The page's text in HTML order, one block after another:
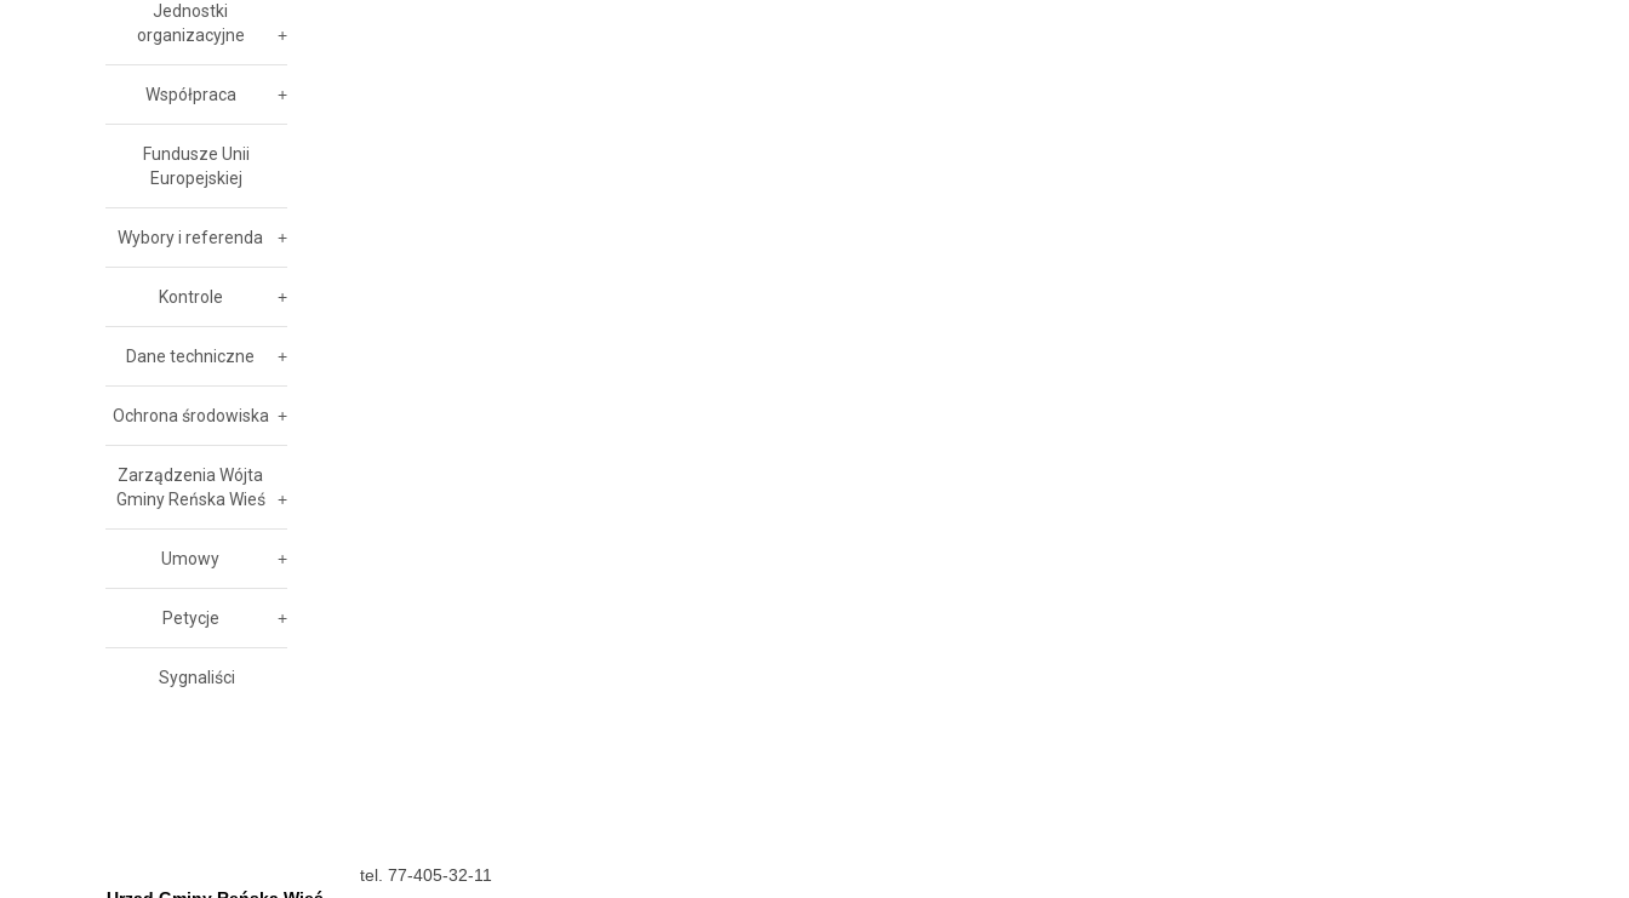
Jednostki
organizacyjne
Współpraca
Fundusze Unii
Europejskiej
Wybory i referenda
Kontrole
Dane techniczne
Ochrona środowiska
Zarządzenia Wójta
Gminy Reńska Wieś
Umowy
Petycje
Sygnaliści
tel. 77-405-32-11